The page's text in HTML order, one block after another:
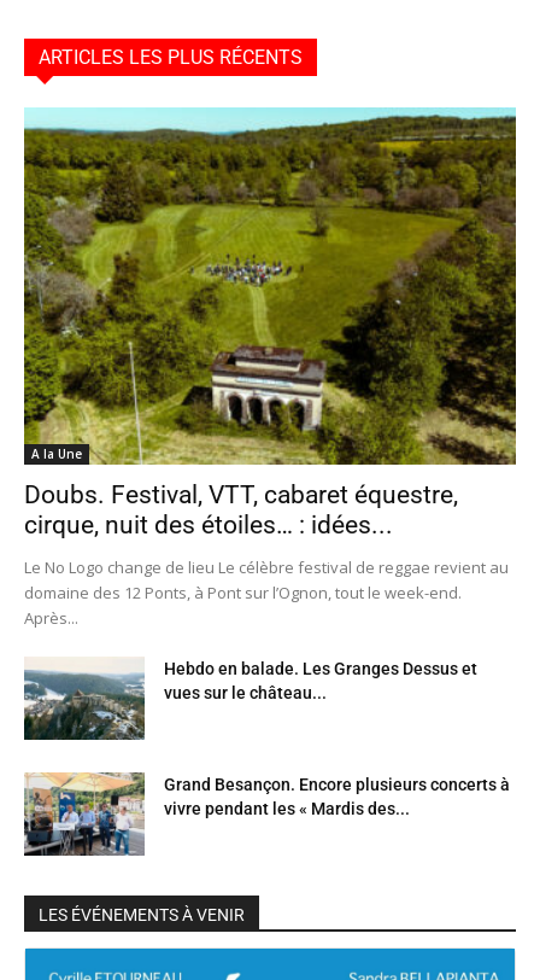
ARTICLES LES PLUS RÉCENTS
A la Une
Doubs. Festival, VTT, cabaret équestre,
cirque, nuit des étoiles… : idées...
Le No Logo change de lieu Le célèbre festival de reggae revient au
domaine des 12 Ponts, à Pont sur l’Ognon, tout le week-end.
Après...
Hebdo en balade. Les Granges Dessus et
vues sur le château...
Grand Besançon. Encore plusieurs concerts à
vivre pendant les « Mardis des...
LES ÉVÉNEMENTS À VENIR